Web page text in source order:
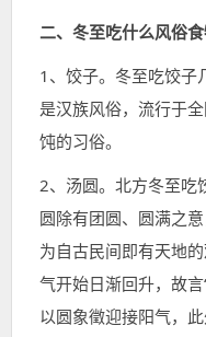
二、 冬至吃什么风俗
1、饺子。冬至吃饺子
是汉族风俗，流行于
饨的习俗。
2、汤圆。北方冬至吃
圆除有团圆、圆满之
为自古民间即有天地
气开始日渐回升，故
以圆象徵迎接阳气，